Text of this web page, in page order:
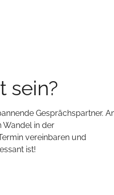
sein?
Gesprächspartner.
Wandel in der
vereinbaren und
ist!